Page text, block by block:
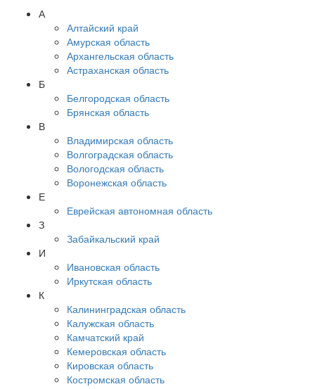
А
Алтайский край
Амурская область
Архангельская область
Астраханская область
Б
Белгородская область
Брянская область
В
Владимирская область
Волгоградская область
Вологодская область
Воронежская область
Е
Еврейская автономная область
З
Забайкальский край
И
Ивановская область
Иркутская область
К
Калининградская область
Калужская область
Камчатский край
Кемеровская область
Кировская область
Костромская область